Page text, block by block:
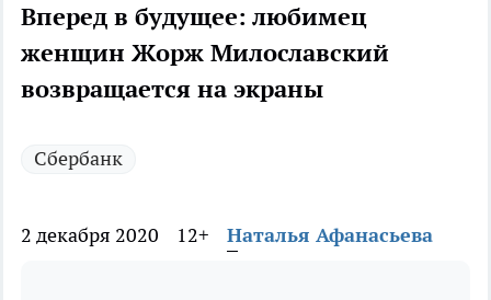
Вперед в будущее: любимец
женщин Жорж Милославский
возвращается на экраны
Сбербанк
2 декабря 2020 12+ Наталья Афанасьева